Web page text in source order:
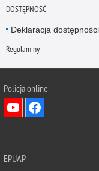
DOSTĘPNOŚĆ
Deklaracja dostępności
Regulaminy
Policja online
EPUAP